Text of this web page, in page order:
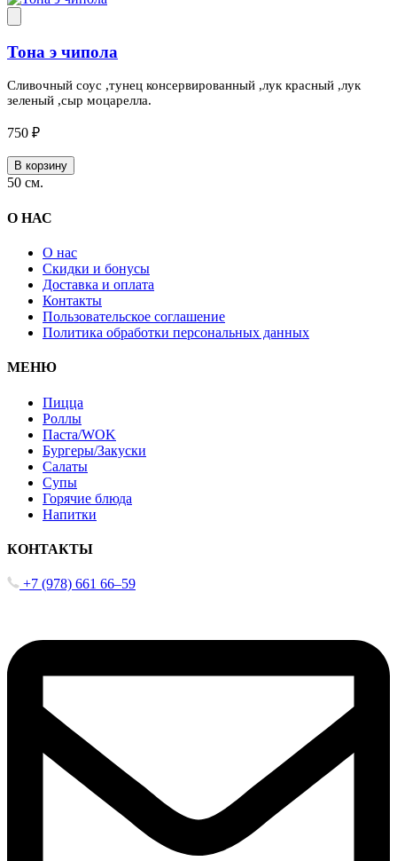
Тона э чипола
Сливочный соус ,тунец консервированный ,лук красный ,лук
зеленый ,сыр моцарелла.
750 ₽
В корзину
50 см.
О НАС
О нас
Скидки и бонусы
Доставка и оплата
Контакты
Пользовательское соглашение
Политика обработки персональных данных
МЕНЮ
Пицца
Роллы
Паста/WOK
Бургеры/Закуски
Салаты
Супы
Горячие блюда
Напитки
КОНТАКТЫ
+7 (978) 661 66‒59